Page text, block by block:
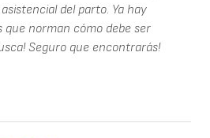
del parto. Ya hay
que norman cómo debe ser
Seguro que encontrarás!